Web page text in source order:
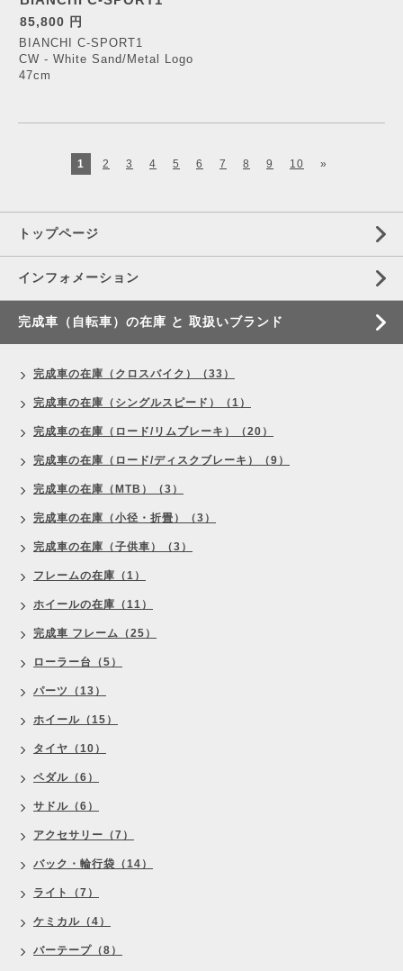
85,800 円
BIANCHI C-SPORT1
CW - White Sand/Metal Logo
47cm
1 2 3 4 5 6 7 8 9 10 »
トップページ
インフォメーション
完成車（自転車）の在庫 と 取扱いブランド
完成車の在庫（クロスバイク）（33）
完成車の在庫（シングルスピード）（1）
完成車の在庫（ロード/リムブレーキ）（20）
完成車の在庫（ロード/ディスクブレーキ）（9）
完成車の在庫（MTB）（3）
完成車の在庫（小径・折畳）（3）
完成車の在庫（子供車）（3）
フレームの在庫（1）
ホイールの在庫（11）
完成車 フレーム（25）
ローラー台（5）
パーツ（13）
ホイール（15）
タイヤ（10）
ペダル（6）
サドル（6）
アクセサリー（7）
バック・輪行袋（14）
ライト（7）
ケミカル（4）
バーテープ（8）